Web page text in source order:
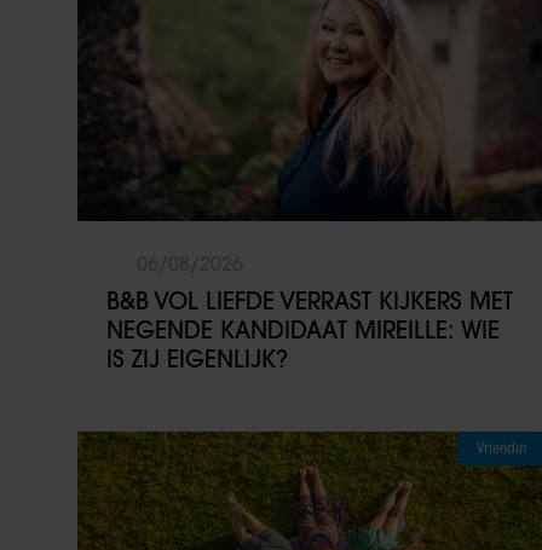
B&B VOL LIEFDE VERRAST KIJKERS MET
NEGENDE KANDIDAAT MIREILLE: WIE
IS ZIJ EIGENLIJK?
Vriendin